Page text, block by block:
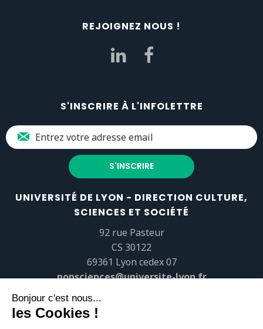
REJOIGNEZ NOUS !
S'INSCRIRE À L'INFOLETTRE
UNIVERSITÉ DE LYON - DIRECTION CULTURE,
SCIENCES ET SOCIÉTÉ
92 rue Pasteur
CS 30122
69361 Lyon cedex 07
popsciences@universite-lyon.fr